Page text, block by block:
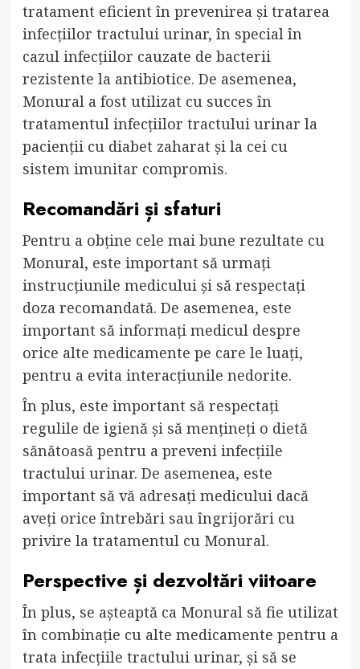
tratament eficient în prevenirea și tratarea
infecțiilor tractului urinar, în special în
cazul infecțiilor cauzate de bacterii
rezistente la antibiotice. De asemenea,
Monural a fost utilizat cu succes în
tratamentul infecțiilor tractului urinar la
pacienții cu diabet zaharat și la cei cu
sistem imunitar compromis.
Recomandări și sfaturi
Pentru a obține cele mai bune rezultate cu
Monural, este important să urmați
instrucțiunile medicului și să respectați
doza recomandată. De asemenea, este
important să informați medicul despre
orice alte medicamente pe care le luați,
pentru a evita interacțiunile nedorite.
În plus, este important să respectați
regulile de igienă și să mențineți o dietă
sănătoasă pentru a preveni infecțiile
tractului urinar. De asemenea, este
important să vă adresați medicului dacă
aveți orice întrebări sau îngrijorări cu
privire la tratamentul cu Monural.
Perspective și dezvoltări viitoare
În plus, se așteaptă ca Monural să fie utilizat
în combinație cu alte medicamente pentru a
trata infecțiile tractului urinar, și să se